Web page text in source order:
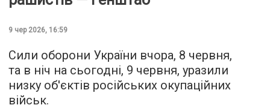
9 чер 2026, 16:59
Сили оборони України вчора, 8 червня,
та в ніч на сьогодні, 9 червня, уразили
низку об'єктів російських окупаційних
військ.